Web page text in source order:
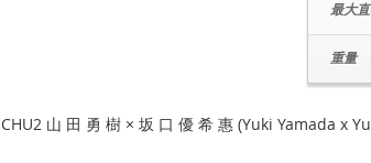
最大
重量
山 田 勇 樹 × 坂 口 優 希 惠 (Yuki Yamada x